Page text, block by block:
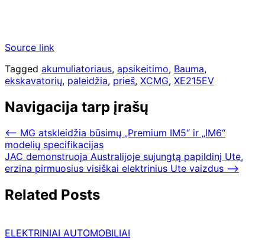
Source link
Tagged akumuliatoriaus, apsikeitimo, Bauma,
ekskavatorių, paleidžia, prieš, XCMG, XE215EV
Navigacija tarp įrašų
⟵ MG atskleidžia būsimų „Premium IM5“ ir „IM6“
modelių specifikacijas
JAC demonstruoja Australijoje sujungtą papildinį Ute,
erzina pirmuosius visiškai elektrinius Ute vaizdus ⟶
Related Posts
ELEKTRINIAI AUTOMOBILIAI